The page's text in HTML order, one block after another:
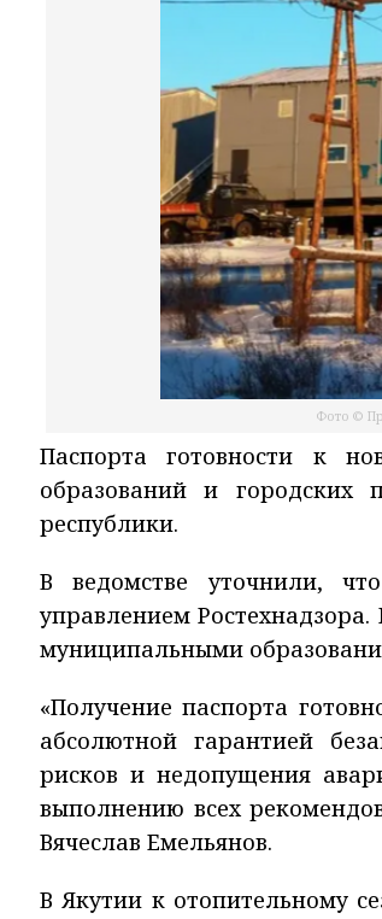
Фото ©
Паспорта готовности к
образований и городских
республики.
В ведомстве уточнили,
управлением
муниципальными
«Получение паспорта
абсолютной гарантией
рисков и недопущения
выполнению всех
Вячеслав Емельянов.
В Якутии к отопительному